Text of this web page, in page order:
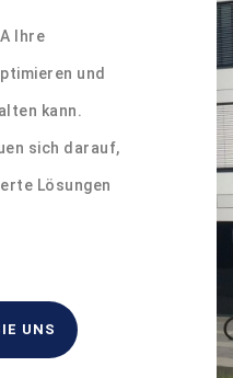
Ihre
und
kann.
sich darauf,
Lösungen
UNS